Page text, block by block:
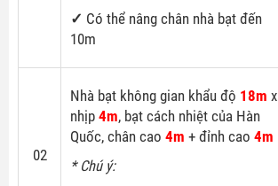
✓ Có thể nâng chân nhà bạt đến
10m
02
Nhà bạt không gian khẩu độ 18m x
nhịp 4m, bạt cách nhiệt của Hàn
Quốc, chân cao 4m + đỉnh cao 4m
* Chú ý: